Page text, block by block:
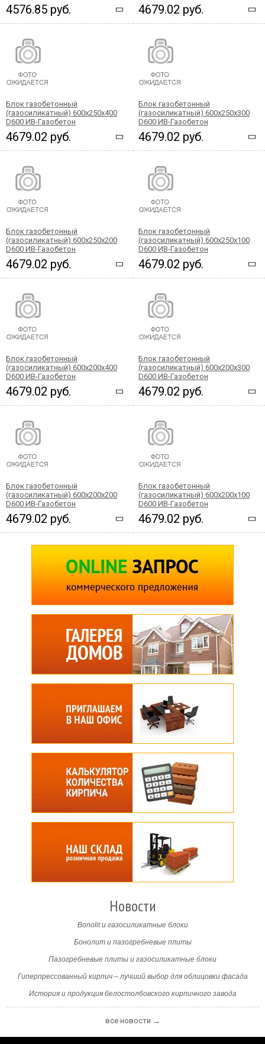
4576.85 руб. 4679.02 руб.
Блок газобетонный
(газосиликатный) 600x250х400
D600 ИВ-Газобетон
4679.02 руб.
Блок газобетонный
(газосиликатный) 600x250х300
D600 ИВ-Газобетон
4679.02 руб.
Блок газобетонный
(газосиликатный) 600x250x200
D600 ИВ-Газобетон
4679.02 руб.
Блок газобетонный
(газосиликатный) 600x250x100
D600 ИВ-Газобетон
4679.02 руб.
Блок газобетонный
(газосиликатный) 600x200x400
D600 ИВ-Газобетон
4679.02 руб.
Блок газобетонный
(газосиликатный) 600x200x300
D600 ИВ-Газобетон
4679.02 руб.
Блок газобетонный
(газосиликатный) 600x200x200
D600 ИВ-Газобетон
4679.02 руб.
Блок газобетонный
(газосиликатный) 600x200x100
D600 ИВ-Газобетон
4679.02 руб.
Новости
Bonolit и газосиликатные блоки
Бонолит и пазогребневые плиты
Пазогребневые плиты и газосиликатные блоки
Гиперпрессованный кирпич – лучший выбор для облицовки фасада
История и продукция белостолбовского кирпичного завода
все новости →